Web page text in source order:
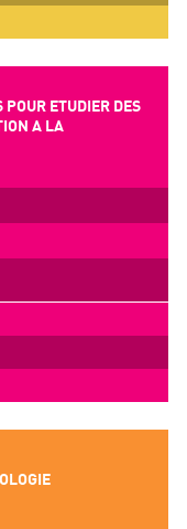
POUR ETUDIER DES
A LA